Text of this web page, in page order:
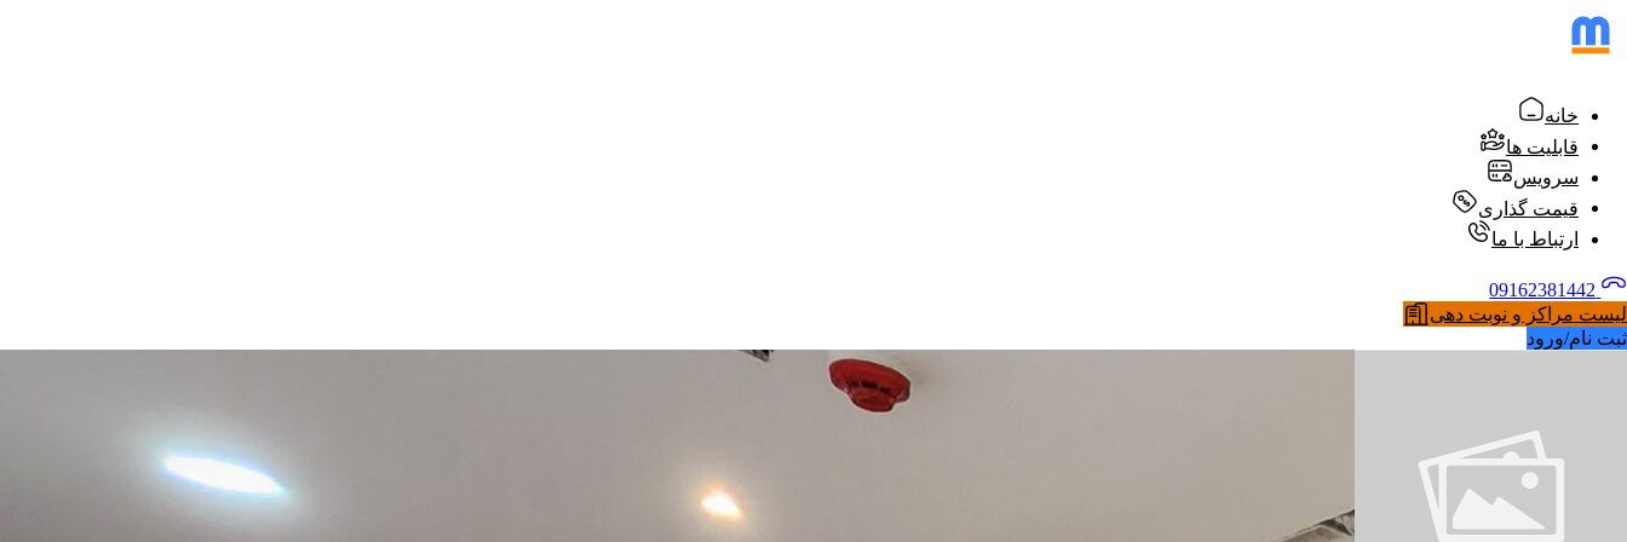
خانه
قابلیت ها
سرویس
قیمت گذاری
ارتباط با ما
لیست مراکز و نوبت دهی
ثبت نام/ورود